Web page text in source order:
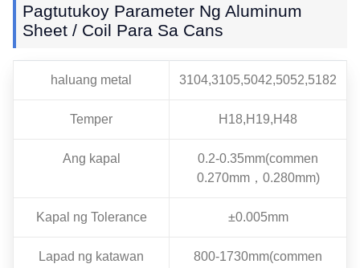
Pagtutukoy Parameter Ng Aluminum
Sheet / Coil Para Sa Cans
haluang metal 3104,3105,5042,5052,5182
Temper H18,H19,H48
Ang kapal
0.2-0.35mm(commen
0.270mm，0.280mm)
Kapal ng Tolerance ±0.005mm
Lapad ng katawan
800-1730mm(commen